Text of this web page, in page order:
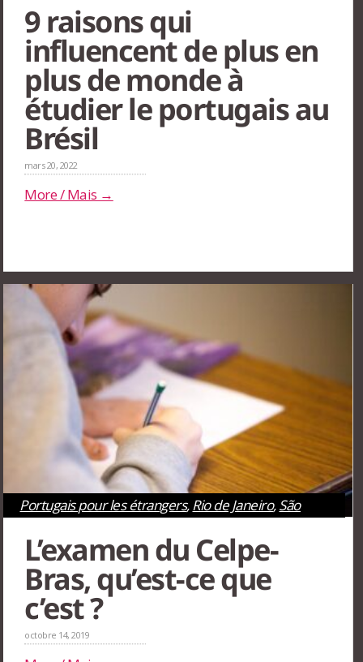
9 raisons qui
influencent de plus en
plus de monde à
étudier le portugais au
Brésil
mars 20, 2022
More / Mais →
Portugais pour les étrangers,Rio de Janeiro,São
L’examen du Celpe-
Bras, qu’est-ce que
c’est ?
octobre 14, 2019